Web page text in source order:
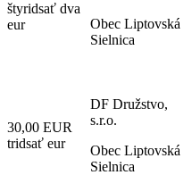
štyridsať dva
eur
Obec Liptovská
Sielnica
30,00 EUR
tridsať eur
DF Družstvo,
s.r.o.
Obec Liptovská
Sielnica